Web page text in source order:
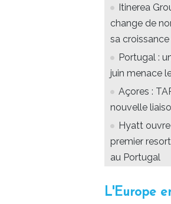
Itinerea
change de
sa croissance
Portugal :
juin menace
Açores :
nouvelle
Hyatt
premier
au Portugal
L'Europe